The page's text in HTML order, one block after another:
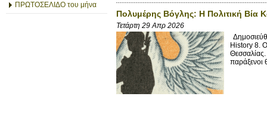
ΠΡΩΤΟΣΕΛΙΔΟ του μήνα
Πολυμέρης Βόγλης: Η Πολιτική Βία
Τετάρτη 29 Απρ 2026
History 8. Ο
παράξενοι